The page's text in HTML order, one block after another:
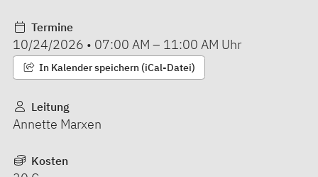
Termine
10/24/2026 • 07:00 AM – 11:00 AM Uhr
In Kalender speichern (iCal-Datei)
Leitung
Annette Marxen
Kosten